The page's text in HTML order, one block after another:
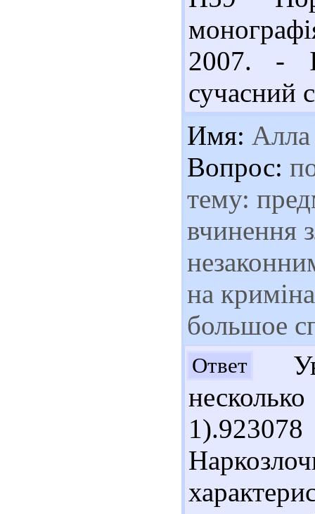
2007. -
сучасний
Имя: Алла
Вопрос:
тему:
вчинення
на
большое
Ответ